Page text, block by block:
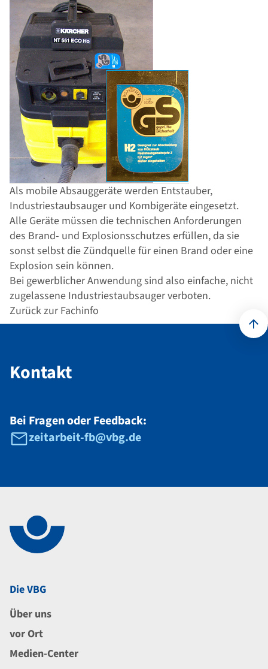
Als mobile Absauggeräte werden Entstauber,
Industriestaubsauger und Kombigeräte eingesetzt.
Alle Geräte müssen die technischen Anforderungen
des Brand- und Explosionsschutzes erfüllen, da sie
sonst selbst die Zündquelle für einen Brand oder eine
Explosion sein können.
Bei gewerblicher Anwendung sind also einfache, nicht
zugelassene Industriestaubsauger verboten.
Zurück zur Fachinfo
Kontakt
Bei Fragen oder Feedback:
zeitarbeit-fb@vbg.de
Die VBG
Über uns
vor Ort
Medien-Center